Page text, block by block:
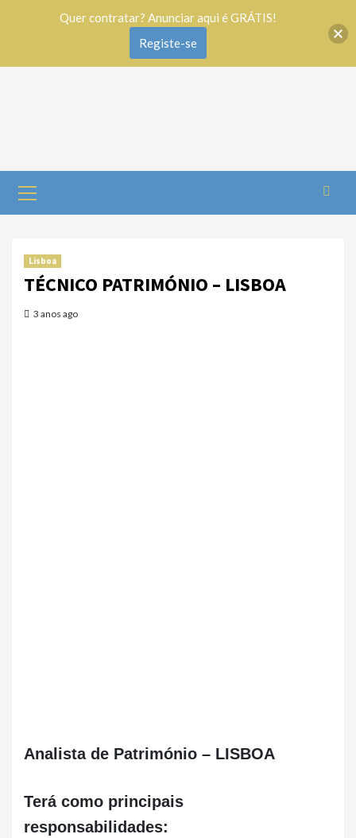
Lisboa
TÉCNICO PATRIMÓNIO – LISBOA
3 anos ago
Analista de Património – LISBOA
Terá como principais
responsabilidades:
Quer contratar? Anunciar aqui é GRÁTIS!
Registe-se